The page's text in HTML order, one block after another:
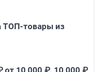
ТОП-товары из
от 10 000 ₽, 10 000 ₽